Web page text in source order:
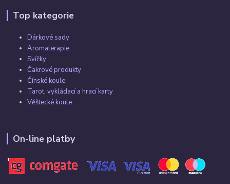
Top kategorie
Dárkové sady
Aromaterapie
Svíčky
Čakrové produkty
Čínské koule
Tarot, vykládací a hrací karty
Věštecké koule
On-line platby